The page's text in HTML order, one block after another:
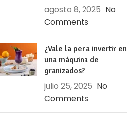
agosto 8, 2025 No
Comments
¿Vale la pena invertir en
una máquina de
granizados?
julio 25, 2025 No
Comments